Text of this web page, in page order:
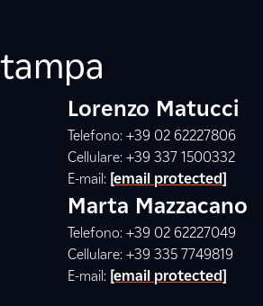
Lorenzo Matucci
Telefono: +39 02 62227806
Cellulare: +39 337 1500332
E-mail: [email protected]
Marta Mazzacano
Telefono: +39 02 62227049
Cellulare: +39 335 7749819
E-mail: [email protected]